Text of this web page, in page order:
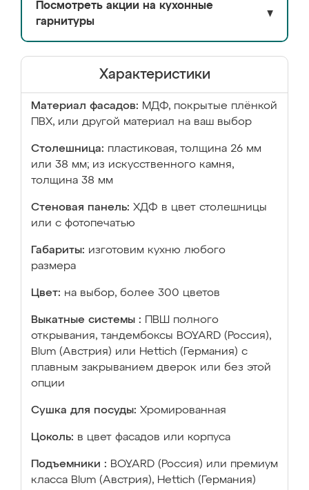
Посмотреть акции на кухонные
гарнитуры
▼
Характеристики
Материал фасадов: МДФ, покрытые плёнкой
ПВХ, или другой материал на ваш выбор
Столешница: пластиковая, толщина 26 мм
или 38 мм; из искусственного камня,
толщина 38 мм
Стеновая панель: ХДФ в цвет столешницы
или с фотопечатью
Габариты: изготовим кухню любого
размера
Цвет: на выбор, более 300 цветов
Выкатные системы :
ПВШ полного
открывания, тандембоксы BOYARD (Россия),
Blum (Австрия) или Hettich (Германия) с
плавным закрыванием дверок или без этой
опции
Сушка для посуды: Хромированная
Цоколь: в цвет фасадов или корпуса
Подъемники : BOYARD (Россия) или премиум
класса Blum (Австрия), Hettich (Германия)